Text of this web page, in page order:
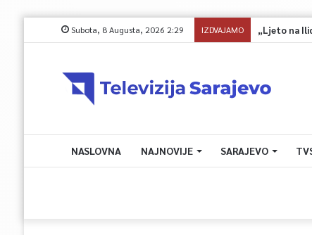
Subota, 8 Augusta, 2026 2:29 IZDVAJAMO „Ljeto na
NASLOVNA NAJNOVIJE SARAJEVO